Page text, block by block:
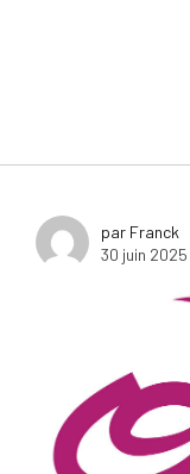
par Franck
30 juin 2025